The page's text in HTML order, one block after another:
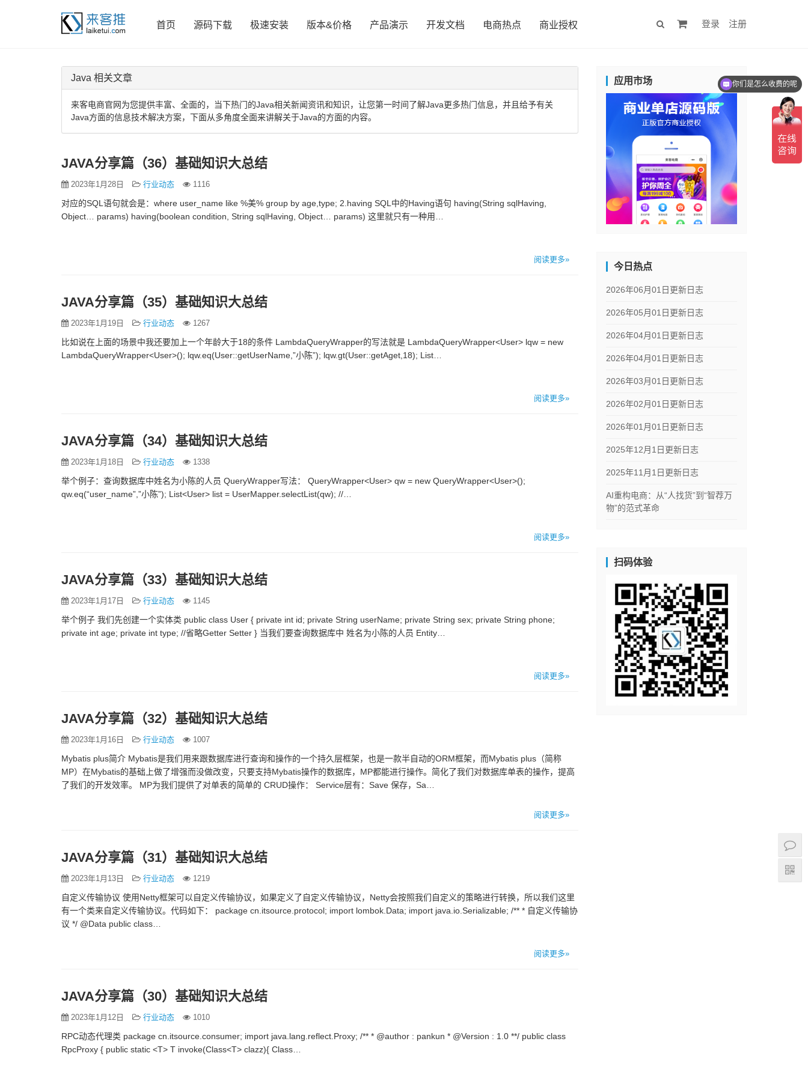
首页 源码下载 极速安装 版本&价格 产品演示 开发文档 电商热点 商业授权 登录 注册
Java 相关文章
来客电商官网为您提供丰富、全面的，当下热门的Java相关新闻资讯和知识，让您第一时间了解Java更多热门信息，并且给予有关
Java方面的信息技术解决方案，下面从多角度全面来讲解关于Java的方面的内容。
JAVA分享篇（36）基础知识大总结
2023年1月28日 行业动态 1116
对应的SQL语句就会是：where user_name like %美% group by age,type; 2.having SQL中的Having语句 having(String sqlHaving,
Object… params) having(boolean condition, String sqlHaving, Object… params) 这里就只有一种用…
阅读更多»
JAVA分享篇（35）基础知识大总结
2023年1月19日 行业动态 1267
比如说在上面的场景中我还要加上一个年龄大于18的条件 LambdaQueryWrapper的写法就是 LambdaQueryWrapper<User> lqw = new
LambdaQueryWrapper<User>(); lqw.eq(User::getUserName,”小陈”); lqw.gt(User::getAget,18); List…
阅读更多»
JAVA分享篇（34）基础知识大总结
2023年1月18日 行业动态 1338
举个例子：查询数据库中姓名为小陈的人员 QueryWrapper写法： QueryWrapper<User> qw = new QueryWrapper<User>();
qw.eq(“user_name”,”小陈”); List<User> list = UserMapper.selectList(qw); //…
阅读更多»
JAVA分享篇（33）基础知识大总结
2023年1月17日 行业动态 1145
举个例子 我们先创建一个实体类 public class User { private int id; private String userName; private String sex; private String phone;
private int age; private int type; //省略Getter Setter } 当我们要查询数据库中 姓名为小陈的人员 Entity…
阅读更多»
JAVA分享篇（32）基础知识大总结
2023年1月16日 行业动态 1007
Mybatis plus简介 Mybatis是我们用来跟数据库进行查询和操作的一个持久层框架，也是一款半自动的ORM框架，而Mybatis plus（简称
MP）在Mybatis的基础上做了增强而没做改变，只要支持Mybatis操作的数据库，MP都能进行操作。简化了我们对数据库单表的操作，提高
了我们的开发效率。 MP为我们提供了对单表的简单的 CRUD操作： Service层有：Save 保存，Sa…
阅读更多»
JAVA分享篇（31）基础知识大总结
2023年1月13日 行业动态 1219
自定义传输协议 使用Netty框架可以自定义传输协议，如果定义了自定义传输协议，Netty会按照我们自定义的策略进行转换，所以我们这里
有一个类来自定义传输协议。代码如下： package cn.itsource.protocol; import lombok.Data; import java.io.Serializable; /** * 自定义传输协
议 */ @Data public class…
阅读更多»
JAVA分享篇（30）基础知识大总结
2023年1月12日 行业动态 1010
RPC动态代理类 package cn.itsource.consumer; import java.lang.reflect.Proxy; /** * @author : pankun * @Version : 1.0 **/ public class
RpcProxy { public static <T> T invoke(Class<T> clazz){ Class…
应用市场
今日热点
2026年06月01日更新日志
2026年05月01日更新日志
2026年04月01日更新日志
2026年04月01日更新日志
2026年03月01日更新日志
2026年02月01日更新日志
2026年01月01日更新日志
2025年12月1日更新日志
2025年11月1日更新日志
AI重构电商：从“人找货”到“智荐万
物”的范式革命
扫码体验
你们是怎么收费的呢